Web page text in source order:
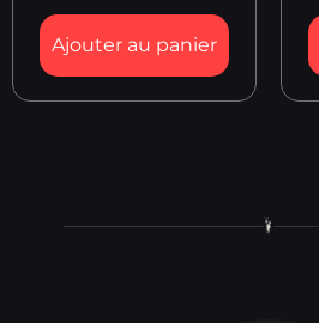
Ajouter au panier